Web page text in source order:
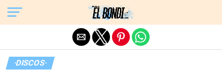
·DISCOS·
Exit mobile version